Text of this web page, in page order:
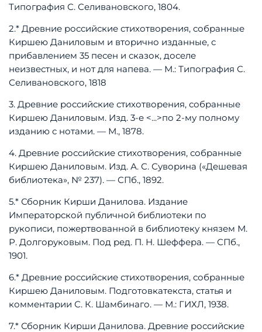
Типография С. Селивановского, 1804.
2.* Древние российские стихотворения, собранные
Киршею Даниловым и вторично изданные, с
прибавлением 35 песен и сказок, доселе
неизвестных, и нот для напева. — М.: Типография С.
Селивановского, 1818
3. Древние российские стихотворения, собранные
Киршею Даниловым. Изд. 3-е <...>по 2-му полному
изданию с нотами. — М., 1878.
4. Древние российские стихотворения, собранные
Киршею Даниловым. Изд. А. С. Суворина («Дешевая
библиотека», № 237). — СПб., 1892.
5.* Сборник Кирши Данилова. Издание
Императорской публичной библиотеки по
рукописи, пожертвованной в библиотеку князем М.
Р. Долгоруковым. Под ред. П. Н. Шеффера. — СПб.,
1901.
6.* Древние российские стихотворения, собранные
Киршею Даниловым. Подготовкатекста, статья и
комментарии С. К. Шамбинаго. — М.: ГИХЛ, 1938.
7.* Сборник Кирши Данилова. Древние российские